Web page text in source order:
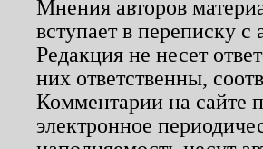
Мнения авторов
вступает в переписку с
Редакция не несет
них ответственны,
Комментарии на сайте
электронное